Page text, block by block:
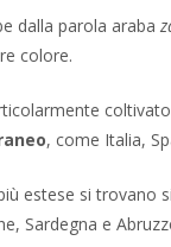
dalla parola araba
colore.
coltivato
, come Italia,
estese si trovano
Sardegna e